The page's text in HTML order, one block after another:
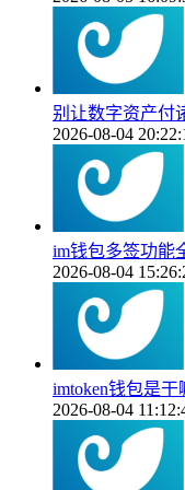
别让数字资产付
2026-08-04
im钱包多签功能
2026-08-04
imtoken钱包是
2026-08-04